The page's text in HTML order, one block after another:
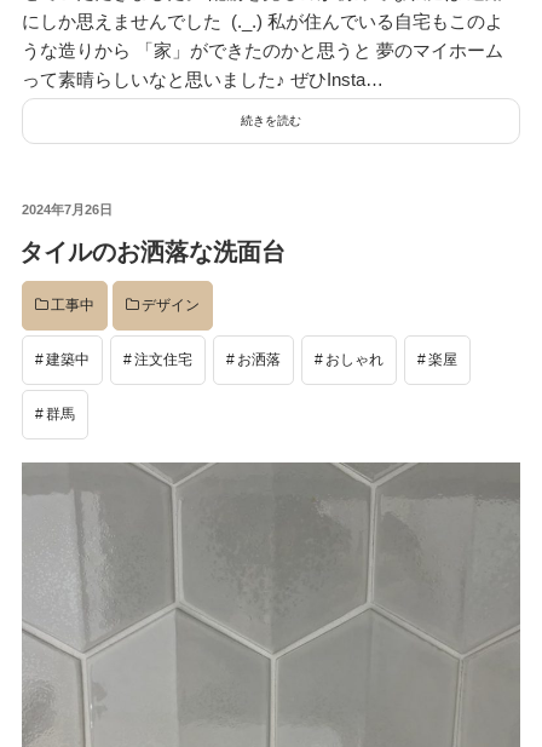
にしか思えませんでした (._.) 私が住んでいる自宅もこのよ
うな造りから 「家」ができたのかと思うと 夢のマイホーム
って素晴らしいなと思いました♪ ぜひInsta…
続きを読む
投
日:
2024年7月26日
タイルのお洒落な洗面台
工事中 デザイン
建築中 注文住宅 お洒落 おしゃれ 楽屋
群馬